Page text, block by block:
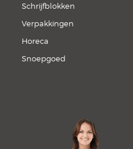
Schrijfblokken
Verpakkingen
Horeca
Snoepgoed